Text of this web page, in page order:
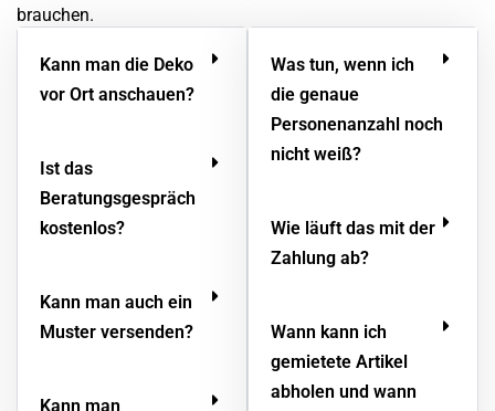
brauchen.
Kann man die Deko
vor Ort anschauen?
Ist das
Beratungsgespräch
kostenlos?
Kann man auch ein
Muster versenden?
Kann man
Was tun, wenn ich
die genaue
Personenanzahl noch
nicht weiß?
Wie läuft das mit der
Zahlung ab?
Wann kann ich
gemietete Artikel
abholen und wann